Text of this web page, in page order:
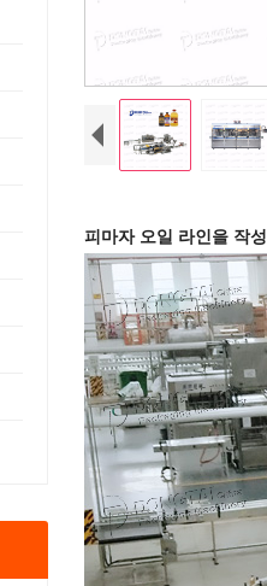
피마자 오일 라인을 작성